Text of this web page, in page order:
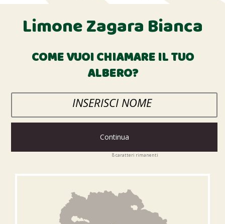
Limone Zagara Bianca
COME VUOI CHIAMARE IL TUO
ALBERO?
Continua
8caratteri rimanenti